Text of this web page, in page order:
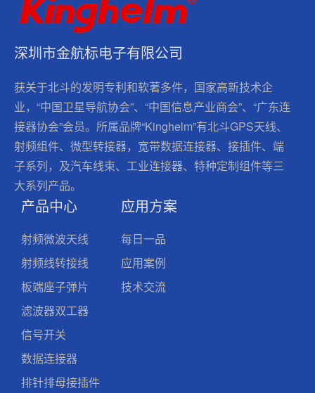
深圳市金航标电子有限公司
获关于北斗的发明专利和软著多件，国家高新技术企
业，“中国卫星导航协会”、“中国信息产业商会”、“广东连
接器协会”会员。所属品牌“Kinghelm”有北斗GPS天线、
射频组件、微型转接器，宽带数据连接器、接插件、端
子系列，及汽车线束、工业连接器、特种定制组件等三
大系列产品。
产品中心
射频微波天线
射频线转接线
板端座子弹片
滤波器双工器
信号开关
数据连接器
排针排母接插件
应用方案
每日一品
应用案例
技术交流